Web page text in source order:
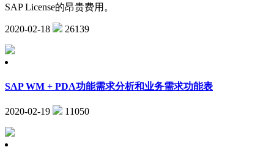
SAP License的昂贵费用。
2020-02-18 26139
SAP WM + PDA功能需求分析和业务需求功能表
2020-02-19 11050